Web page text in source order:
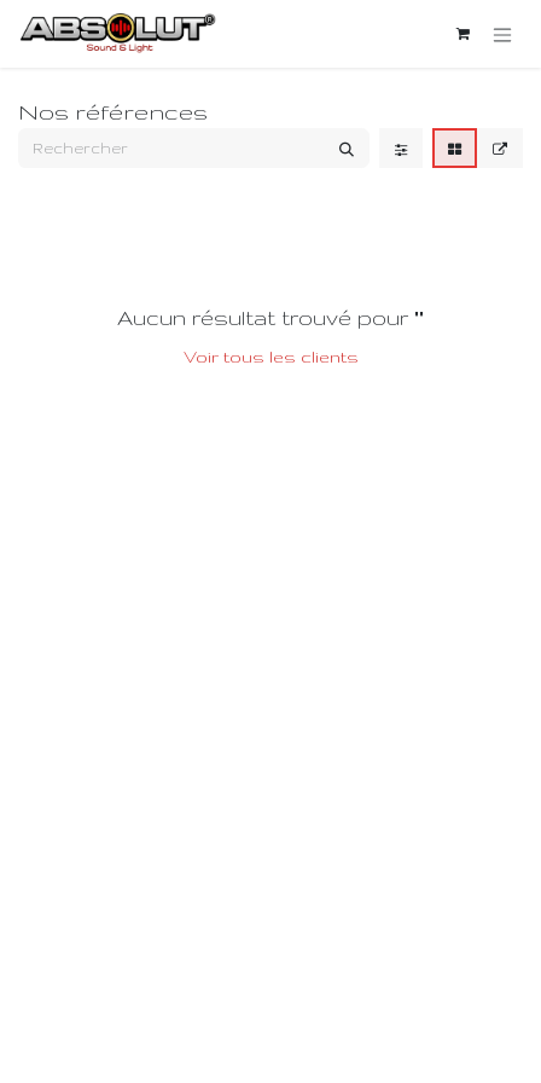
Se rendre au contenu
Nos références
Aucun résultat trouvé pour ""
Voir tous les clients